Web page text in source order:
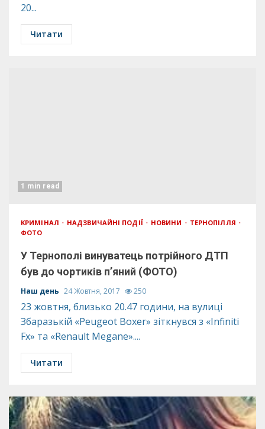
20...
Читати
1 min read
КРИМІНАЛ НАДЗВИЧАЙНІ ПОДІЇ НОВИНИ
ТЕРНОПІЛЛЯ
ФОТО
У Тернополі винуватець потрійного ДТП
був до чортиків п’яний (ФОТО)
Наш день 24 Жовтня, 2017 250
23 жовтня, близько 20.47 години, на вулиці
Збаразькій «Peugeot Boxer» зіткнувся з «Infiniti
Fx» та «Renault Megane»....
Читати